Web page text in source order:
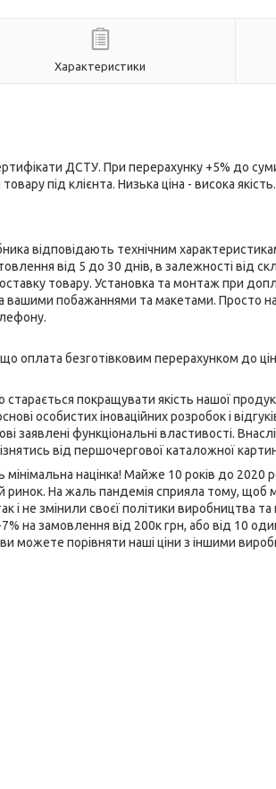
Характеристики
ДСТУ. При перерахунку +5% до
під клієнта. Низька ціна - висока
відповідають технічним
від 5 до 30 днів, в залежності від
товару. Установка та монтаж при
побажаннями та макетами. Просто
оплата безготівковим перерахунком до
старається покращувати якість нашої
особистих іноваційних розробок і
функціональні властивості.
від першочергової каталожної
націнка! Майже 10 років до 2020
На жаль пандемія сприяла тому, щоб
не змінили своєї політики виробництва та
на замовлення від 200к грн, або від 10
можете порівняти наші ціни з іншими